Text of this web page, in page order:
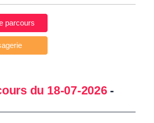
parcours
du 18-07-2026 -